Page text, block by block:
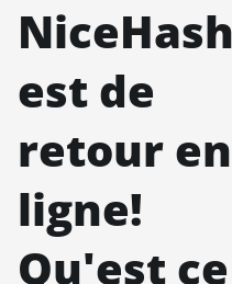
NiceHash
est de
retour en
ligne!
Qu'est ce